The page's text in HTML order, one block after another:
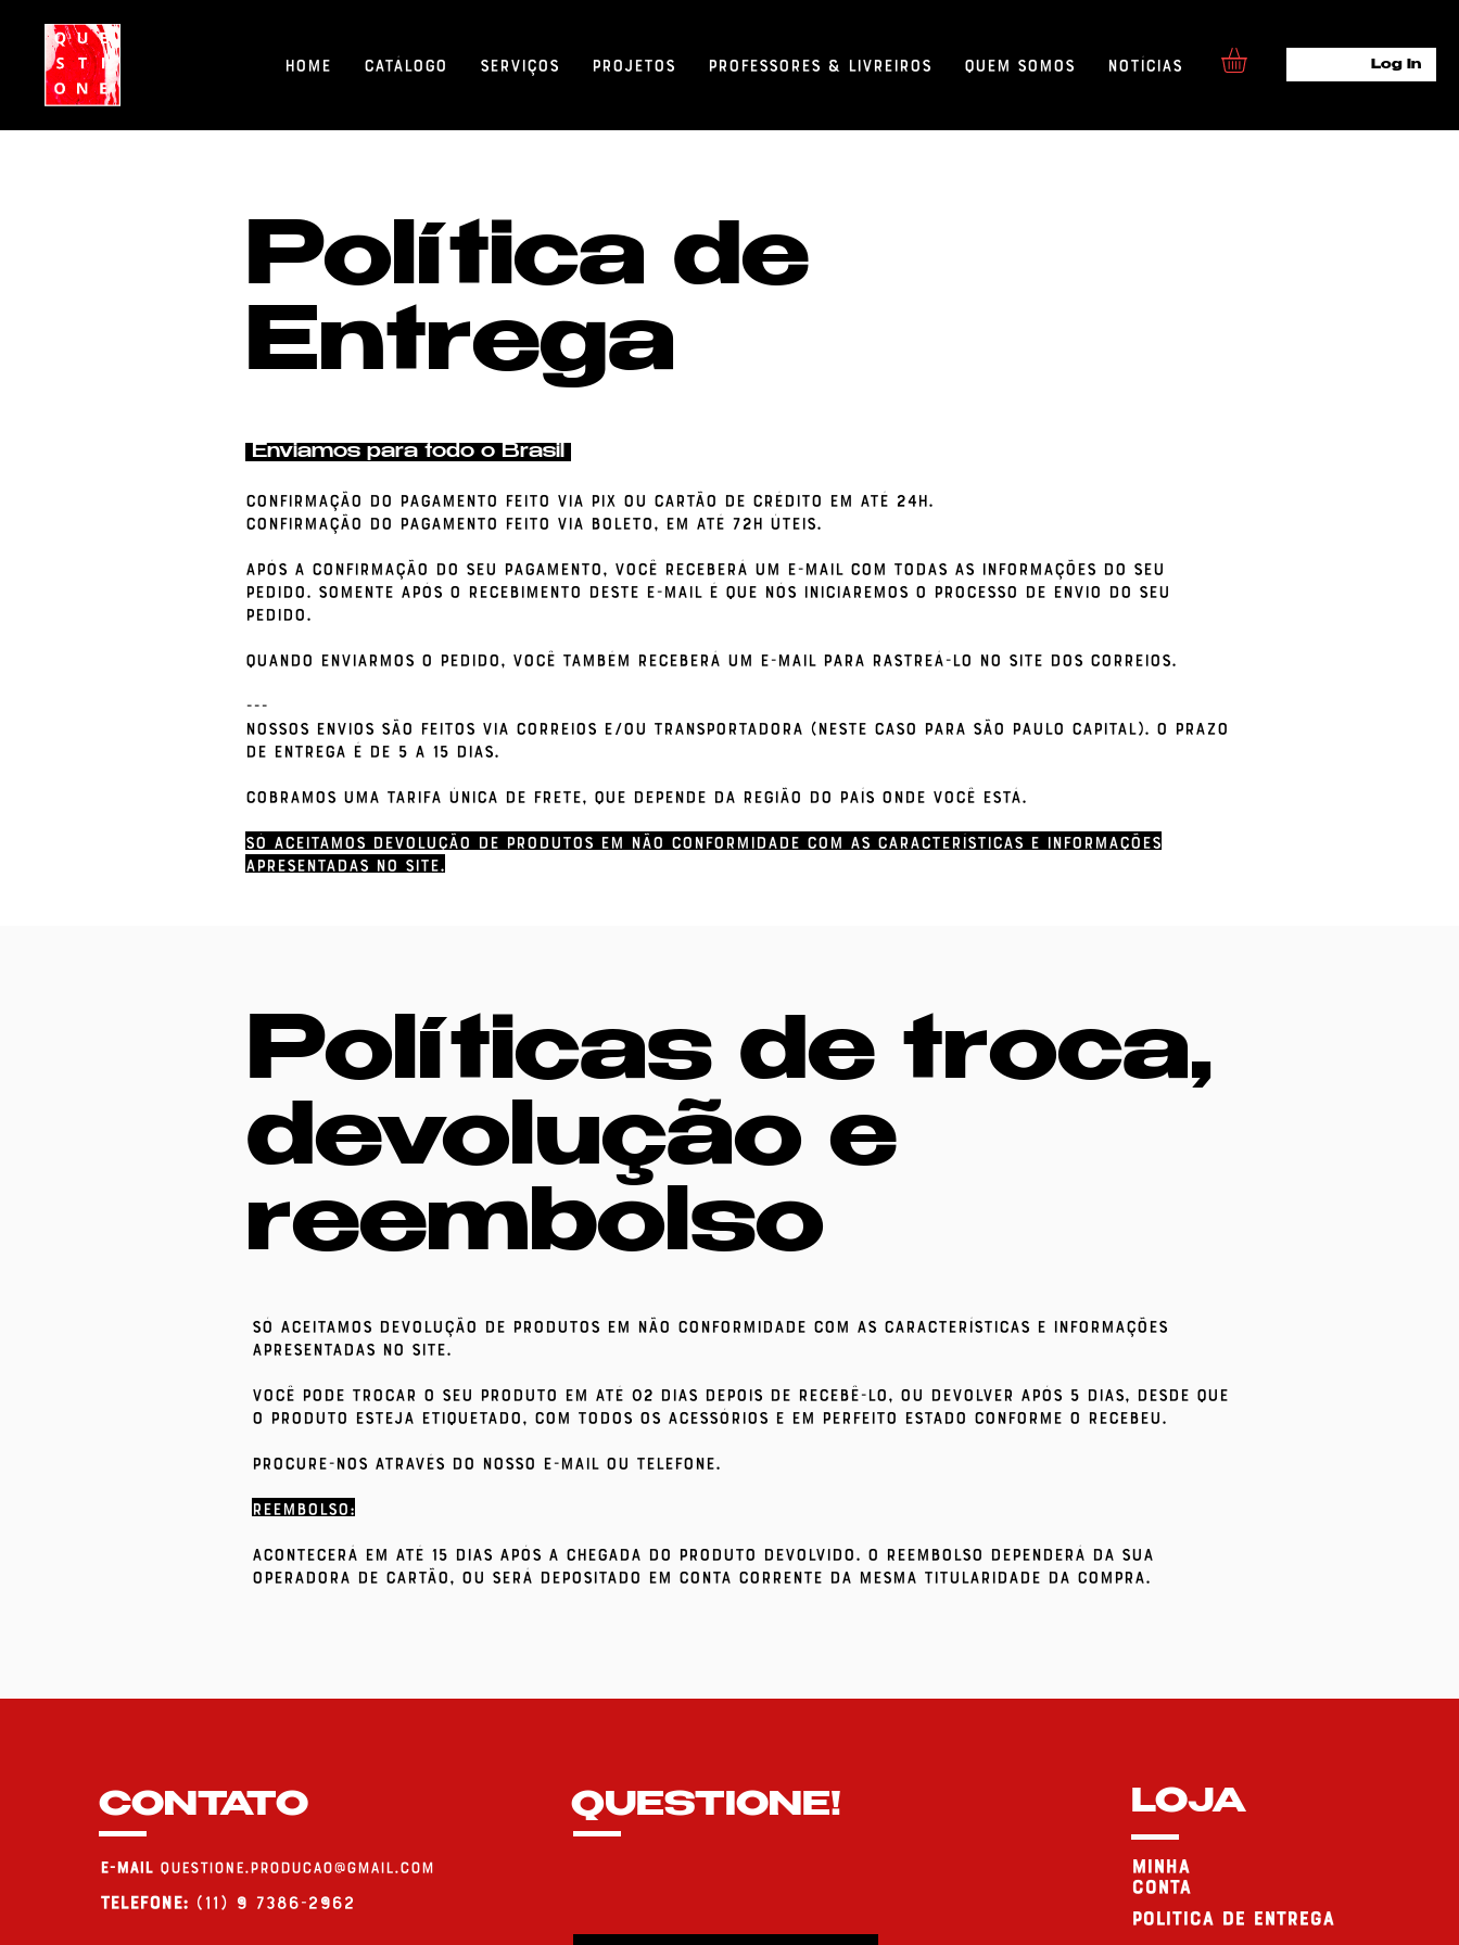
Home Catálogo Serviços Projetos Professores & Livreiros Quem Somos Notícias Log In
Política de
Entrega
Enviamos para todo o Brasil
Confirmação do pagamento feito via PIX ou cartão de crédito em até 24h.
Confirmação do pagamento feito via boleto, em até 72h úteis.
Após a confirmação do seu pagamento, você receberá um e-mail com todas as informações do seu
pedido. Somente após o recebimento deste e-mail é que nós iniciaremos o processo de envio do seu
pedido.
Quando enviarmos o pedido, você também receberá um e-mail para rastreá-lo no site dos correios.
---
Nossos envios são feitos via Correios e/ou transportadora (neste caso para São Paulo capital). O prazo
de entrega é de 5 a 15 dias.
Cobramos uma tarifa única de frete, que depende da região do país onde você está.
Só aceitamos devolução de produtos em não conformidade com as características e informações
apresentadas no SITE.
Políticas de troca,
devolução e
reembolso
Só aceitamos devolução de produtos em não conformidade com as características e informações
apresentadas no SITE.
Você pode trocar o seu produto em até 02 dias depois de Recebê-lo, ou devolver após 5 dias, desde que
o produto esteja etiquetado, com todos os acessórios e em perfeito estado conforme o recebeu.
Procure-nos através do nosso e-mail ou telefone.
REEMBOLSO:
Acontecerá em até 15 dias após a chegada do produto devolvido. O reembolso dependerá da sua
operadora de cartão, ou será depositado em conta corrente da mesma titularidade da compra.
CONTATO
E-MAIL questione.producao@gmail.com
Telefone: (11) 9 7386-2962
QUESTIONE! LOJA
minha
conta
politica de entrega